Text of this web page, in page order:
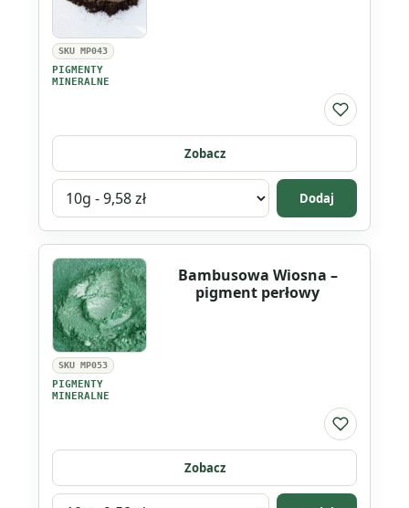
perłowy
SKU MP043
PIGMENTY
MINERALNE
Do listy
Zobacz
Wybierz
wariant
produktu
Antyczny
brąz
-
pigment
perłowy
Dodaj
SKU MP053
PIGMENTY
MINERALNE
Bambusowa Wiosna –
pigment perłowy
Do listy
Zobacz
Wybierz